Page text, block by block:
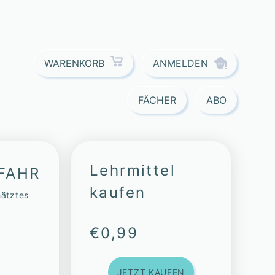
WARENKORB ANMELDEN
FÄCHER ABO
Lehrmittel
kaufen
€0,99
JETZT KAUFEN